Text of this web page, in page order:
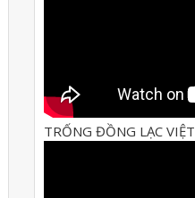
TRỐNG ĐỒNG LẠC VIỆT